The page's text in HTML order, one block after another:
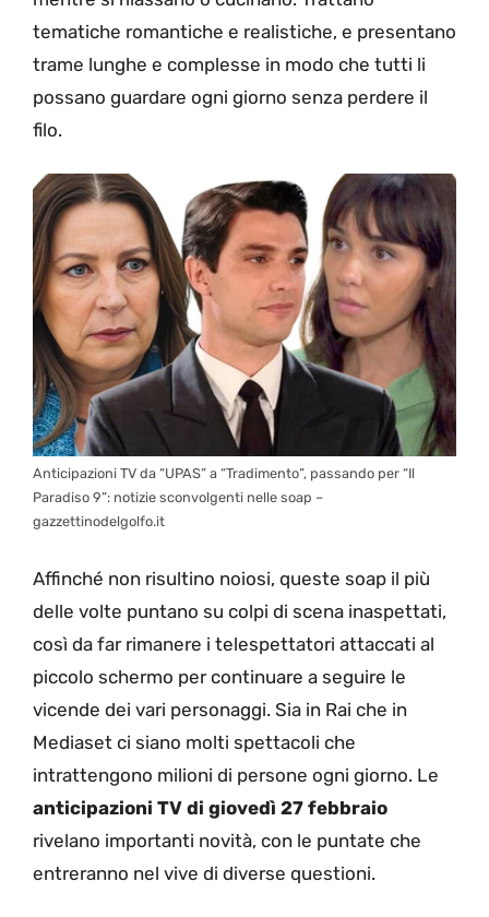
tematiche romantiche e realistiche, e presentano
trame lunghe e complesse in modo che tutti li
possano guardare ogni giorno senza perdere il
filo.
Anticipazioni TV da “UPAS” a “Tradimento”, passando per “Il
Paradiso 9”: notizie sconvolgenti nelle soap –
gazzettinodelgolfo.it
Affinché non risultino noiosi, queste soap il più
delle volte puntano su colpi di scena inaspettati,
così da far rimanere i telespettatori attaccati al
piccolo schermo per continuare a seguire le
vicende dei vari personaggi. Sia in Rai che in
Mediaset ci siano molti spettacoli che
intrattengono milioni di persone ogni giorno. Le
anticipazioni TV di giovedì 27 febbraio
rivelano importanti novità, con le puntate che
entreranno nel vive di diverse questioni.